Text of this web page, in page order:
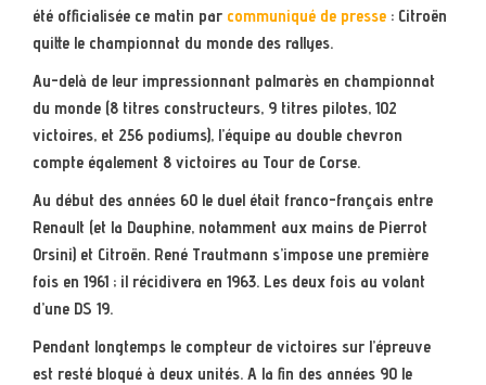
été officialisée ce matin par communiqué de presse : Citroën
quitte le championnat du monde des rallyes.
Au-delà de leur impressionnant palmarès en championnat
du monde (8 titres constructeurs, 9 titres pilotes, 102
victoires, et 256 podiums), l’équipe au double chevron
compte également 8 victoires au Tour de Corse.
Au début des années 60 le duel était franco-français entre
Renault (et la Dauphine, notamment aux mains de Pierrot
Orsini) et Citroën. René Trautmann s’impose une première
fois en 1961 ; il récidivera en 1963. Les deux fois au volant
d’une DS 19.
Pendant longtemps le compteur de victoires sur l’épreuve
est resté bloqué à deux unités. A la fin des années 90 le